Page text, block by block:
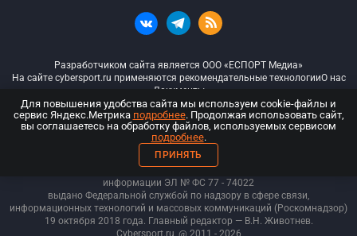
Разработчиком сайта является ООО «ЕСПОРТ Медиа»
На сайте cybersport.ru применяются рекомендательные технологииО нас
Документы
© ООО «Киберспорт.ру» — Все права защищены
18+
ООО «Киберспорт.ру». Свидетельство о регистрации средств массовой
информации ЭЛ № ФС 77 - 74022
выдано Федеральной службой по надзору в сфере связи,
информационных технологий и массовых коммуникаций (Роскомнадзор)
19 октября 2018 года. Главный редактор — В.Н. Животнев.
Cybersport.ru @ 2011 - 2026
Для повышения удобства сайта мы используем cookie-файлы и
сервис Яндекс.Метрика подробнее. Продолжая использовать сайт,
вы соглашаетесь на обработку файлов, используемых сервисом
подробнее.
ПРИНЯТЬ